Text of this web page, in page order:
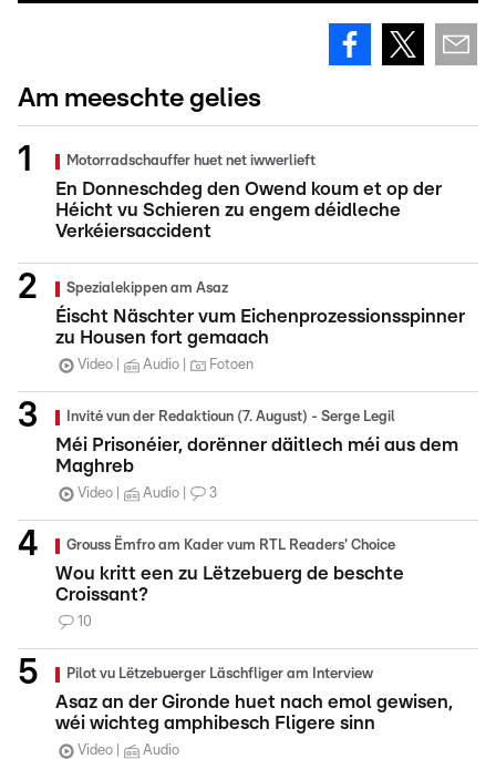
Am meeschte gelies
Motorradschauffer huet net iwwerlieft
En Donneschdeg den Owend koum et op der
Héicht vu Schieren zu engem déidleche
Verkéiersaccident
Spezialekippen am Asaz
Éischt Näschter vum Eichenprozessionsspinner
zu Housen fort gemaach
Video Audio Fotoen
Invité vun der Redaktioun (7. August) - Serge Legil
Méi Prisonéier, dorënner däitlech méi aus dem
Maghreb
Video Audio 3
Grouss Ëmfro am Kader vum RTL Readers' Choice
Wou kritt een zu Lëtzebuerg de beschte
Croissant?
10
Pilot vu Lëtzebuerger Läschfliger am Interview
Asaz an der Gironde huet nach emol gewisen,
wéi wichteg amphibesch Fligere sinn
Video Audio